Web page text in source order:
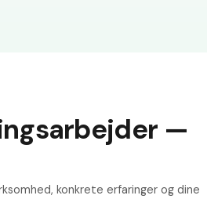
—
konkrete erfaringer og dine